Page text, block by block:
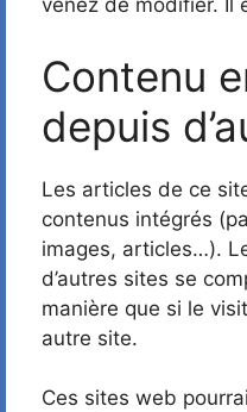
venez de modifier. Il
Contenu
depuis
Les articles de ce
contenus intégrés
images, articles…).
d’autres sites se
manière que si le
autre site.
Ces sites web